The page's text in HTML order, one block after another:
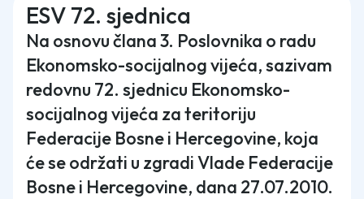
ESV 72. sjednica
Na osnovu člana 3. Poslovnika o radu
Ekonomsko-socijalnog vijeća, sazivam
redovnu 72. sjednicu Ekonomsko-
socijalnog vijeća za teritoriju
Federacije Bosne i Hercegovine, koja
će se održati u zgradi Vlade Federacije
Bosne i Hercegovine, dana 27.07.2010.